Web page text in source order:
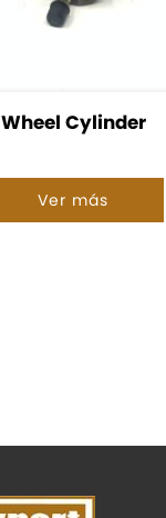
Wheel Cylinder
Ver más